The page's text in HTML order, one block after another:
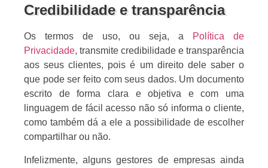
Credibilidade e transparência
Os termos de uso, ou seja, a
Política de
Privacidade, transmite credibilidade e transparência
aos seus clientes, pois é um direito dele saber o
que pode ser feito com seus dados. Um documento
escrito de forma clara e objetiva e com uma
linguagem de fácil acesso não só informa o cliente,
como também dá a ele a possibilidade de escolher
compartilhar ou não.
Infelizmente, alguns gestores de empresas ainda